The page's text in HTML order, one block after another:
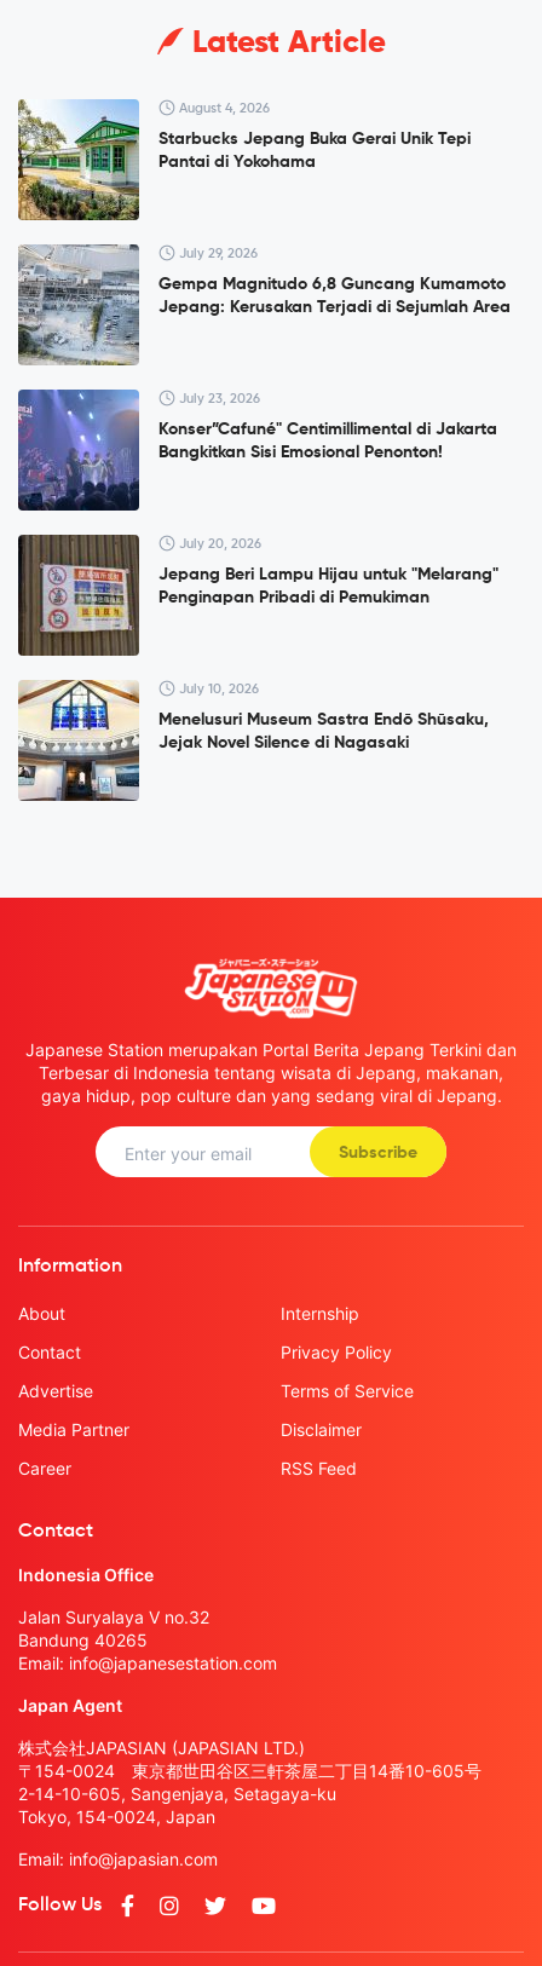
Latest Article
August 4, 2026
Starbucks Jepang Buka Gerai Unik Tepi
Pantai di Yokohama
July 29, 2026
Gempa Magnitudo 6,8 Guncang Kumamoto
Jepang: Kerusakan Terjadi di Sejumlah Area
July 23, 2026
Konser”Cafuné" Centimillimental di Jakarta
Bangkitkan Sisi Emosional Penonton!
July 20, 2026
Jepang Beri Lampu Hijau untuk "Melarang"
Penginapan Pribadi di Pemukiman
July 10, 2026
Menelusuri Museum Sastra Endō Shūsaku,
Jejak Novel Silence di Nagasaki
Japanese Station merupakan Portal Berita Jepang Terkini dan
Terbesar di Indonesia tentang wisata di Jepang, makanan,
gaya hidup, pop culture dan yang sedang viral di Jepang.
Subscribe
Information
About
Contact
Advertise
Media Partner
Career
Internship
Privacy Policy
Terms of Service
Disclaimer
RSS Feed
Contact
Indonesia Office
Jalan Suryalaya V no.32
Bandung 40265
Email: info@japanesestation.com
Japan Agent
株式会社JAPASIAN (JAPASIAN LTD.)
〒154-0024 東京都世田谷区三軒茶屋二丁目14番10-605号
2-14-10-605, Sangenjaya, Setagaya-ku
Tokyo, 154-0024, Japan
Email: info@japasian.com
Follow Us